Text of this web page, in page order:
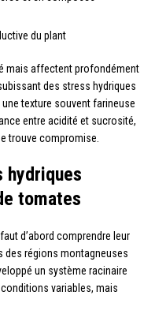
du plant
mais affectent profondément
des stress hydriques
texture souvent farineuse
entre acidité et sucrosité,
trouve compromise.
hydriques
tomates
d’abord comprendre leur
des régions montagneuses
un système racinaire
variables, mais